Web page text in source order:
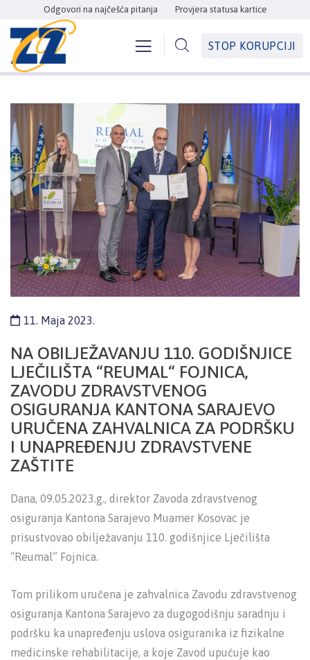
Odgovori na najčešća pitanja Provjera statusa kartice
STOP KORUPCIJI
11. Maja 2023.
NA OBILJEŽAVANJU 110. GODIŠNJICE
LJEČILIŠTA “REUMAL“ FOJNICA,
ZAVODU ZDRAVSTVENOG
OSIGURANJA KANTONA SARAJEVO
URUČENA ZAHVALNICA ZA PODRŠKU
I UNAPREĐENJU ZDRAVSTVENE
ZAŠTITE
Dana, 09.05.2023.g., direktor Zavoda zdravstvenog
osiguranja Kantona Sarajevo Muamer Kosovac je
prisustvovao obilježavanju 110. godišnjice Lječilišta
“Reumal” Fojnica.
Tom prilikom uručena je zahvalnica Zavodu zdravstvenog
osiguranja Kantona Sarajevo za dugogodišnju saradnju i
podršku ka unapređenju uslova osiguranika iz fizikalne
medicinske rehabilitacije, a koje Zavod upućuje kao